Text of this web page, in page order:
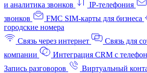
и аналитика звонков
IP-телефония
звонков
FMC SIM-карты для бизнеса
городские номера
Связь через интернет
Связь для
компании
Интеграция CRM с
Запись разговоров
Виртуальный